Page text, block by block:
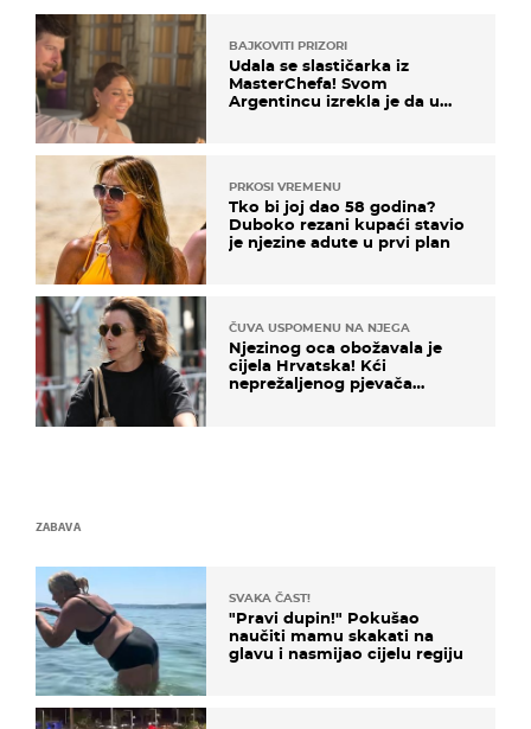
BAJKOVITI PRIZORI
Udala se slastičarka iz
MasterChefa! Svom
Argentincu izrekla je da u
PRKOSI VREMENU
Tko bi joj dao 58 godina?
Duboko rezani kupaći stavio
je njezine adute u prvi plan
ČUVA USPOMENU NA NJEGA
Njezinog oca obožavala je
cijela Hrvatska! Kći
neprežaljenog pjevača
ZABAVA
SVAKA ČAST!
"Pravi dupin!" Pokušao
naučiti mamu skakati na
glavu i nasmijao cijelu regiju